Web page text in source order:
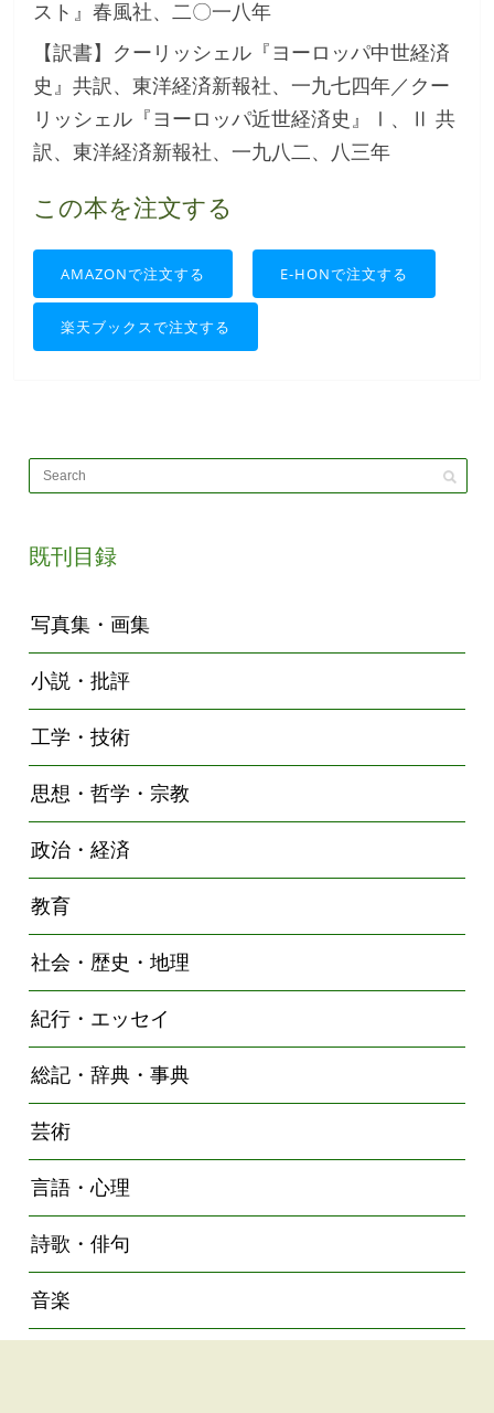
スト』春風社、二〇一八年
【訳書】クーリッシェル『ヨーロッパ中世経済
史』共訳、東洋経済新報社、一九七四年／クー
リッシェル『ヨーロッパ近世経済史』Ⅰ、Ⅱ 共
訳、東洋経済新報社、一九八二、八三年
この本を注文する
AMAZONで注文する E-HONで注文する
楽天ブックスで注文する
既刊目録
写真集・画集
小説・批評
工学・技術
思想・哲学・宗教
政治・経済
教育
社会・歴史・地理
紀行・エッセイ
総記・辞典・事典
芸術
言語・心理
詩歌・俳句
音楽